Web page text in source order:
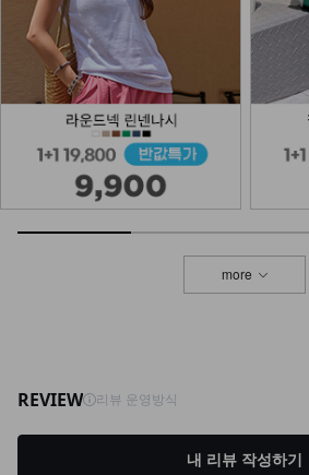
나시에이비 1+1
27,800 15,900
KOA-T-25/삼각 끈나시
11,900 4,900
NKA-T-1/베이직 어깨끈 나시
56%
8,900
6,900
more